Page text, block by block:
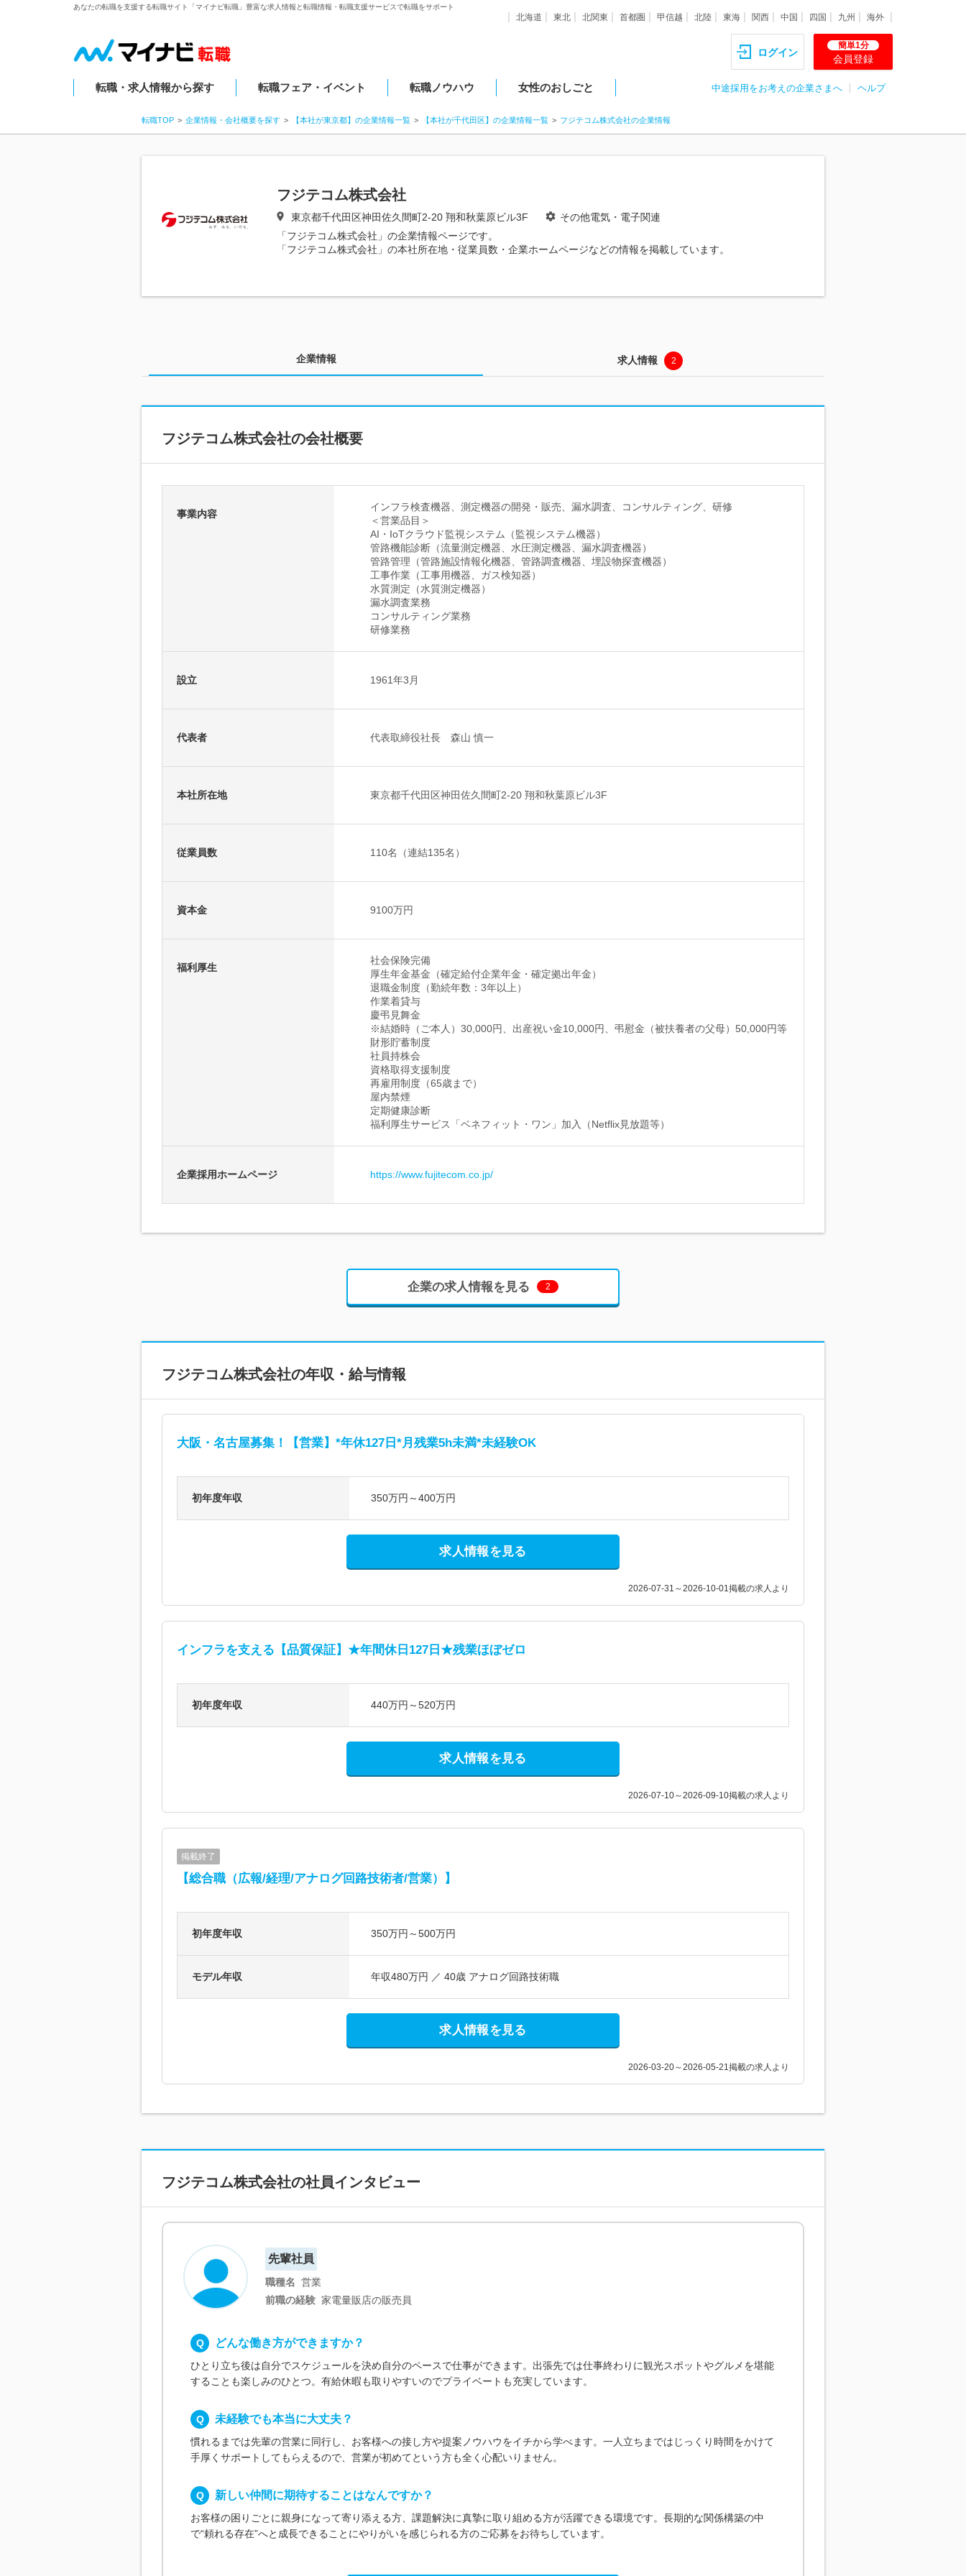
あなたの転職を支援する転職サイト「マイナビ転職」豊富な求人情報と転職情報・転職支援サービスで転職をサポート
北海道 東北 北関東 首都圏 甲信越 北陸 東海 関西 中国 四国 九州 海外
ログイン
簡単1分
会員登録
転職・求人情報から探す 転職フェア・イベント 転職ノウハウ 女性のおしごと 中途採用をお考えの企業さまへ ヘルプ
転職TOP 企業情報・会社概要を探す 【本社が東京都】の企業情報一覧 【本社が千代田区】の企業情報一覧 フジテコム株式会社の企業情報
フジテコム株式会社
東京都千代田区神田佐久間町2-20 翔和秋葉原ビル3F
その他電気・電子関連
「フジテコム株式会社」の企業情報ページです。
「フジテコム株式会社」の本社所在地・従業員数・企業ホームページなどの情報を掲載しています。
企業情報 求人情報 2
フジテコム株式会社の会社概要
事業内容
インフラ検査機器、測定機器の開発・販売、漏水調査、コンサルティング、研修
＜営業品目＞
AI・IoTクラウド監視システム（監視システム機器）
管路機能診断（流量測定機器、水圧測定機器、漏水調査機器）
管路管理（管路施設情報化機器、管路調査機器、埋設物探査機器）
工事作業（工事用機器、ガス検知器）
水質測定（水質測定機器）
漏水調査業務
コンサルティング業務
研修業務
設立 1961年3月
代表者 代表取締役社長 森山 慎一
本社所在地 東京都千代田区神田佐久間町2-20 翔和秋葉原ビル3F
従業員数 110名（連結135名）
資本金 9100万円
福利厚生
社会保険完備
厚生年金基金（確定給付企業年金・確定拠出年金）
退職金制度（勤続年数：3年以上）
作業着貸与
慶弔見舞金
※結婚時（ご本人）30,000円、出産祝い金10,000円、弔慰金（被扶養者の父母）50,000円等
財形貯蓄制度
社員持株会
資格取得支援制度
再雇用制度（65歳まで）
屋内禁煙
定期健康診断
福利厚生サービス「ベネフィット・ワン」加入（Netflix見放題等）
企業採用ホームページ https://www.fujitecom.co.jp/
企業の求人情報を見る 2
フジテコム株式会社の年収・給与情報
大阪・名古屋募集！【営業】*年休127日*月残業5h未満*未経験OK
初年度年収 350万円～400万円
求人情報を見る
2026-07-31～2026-10-01掲載の求人より
インフラを支える【品質保証】★年間休日127日★残業ほぼゼロ
初年度年収 440万円～520万円
求人情報を見る
2026-07-10～2026-09-10掲載の求人より
掲載終了
【総合職（広報/経理/アナログ回路技術者/営業）】
初年度年収 350万円～500万円
モデル年収 年収480万円 ／ 40歳 アナログ回路技術職
求人情報を見る
2026-03-20～2026-05-21掲載の求人より
フジテコム株式会社の社員インタビュー
先輩社員
職種名 営業
前職の経験 家電量販店の販売員
どんな働き方ができますか？
ひとり立ち後は自分でスケジュールを決め自分のペースで仕事ができます。出張先では仕事終わりに観光スポットやグルメを堪能
することも楽しみのひとつ。有給休暇も取りやすいのでプライベートも充実しています。
未経験でも本当に大丈夫？
慣れるまでは先輩の営業に同行し、お客様への接し方や提案ノウハウをイチから学べます。一人立ちまではじっくり時間をかけて
手厚くサポートしてもらえるので、営業が初めてという方も全く心配いりません。
新しい仲間に期待することはなんですか？
お客様の困りごとに親身になって寄り添える方、課題解決に真摯に取り組める方が活躍できる環境です。長期的な関係構築の中
で“頼れる存在”へと成長できることにやりがいを感じられる方のご応募をお待ちしています。